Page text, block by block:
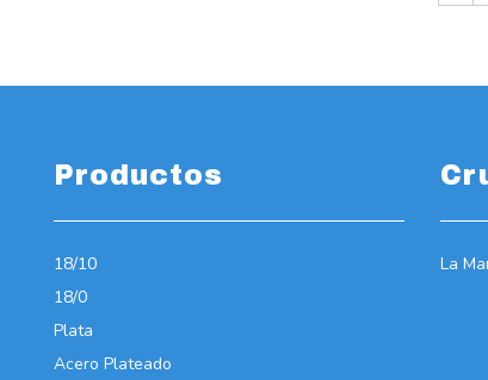
Productos
18/10
18/0
Plata
Acero Plateado
La